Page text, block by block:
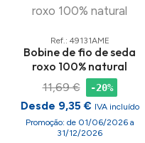
Ref.: 49131AME
Bobine de fio de seda
roxo 100% natural
11,69 € -20%
Desde 9,35 € IVA incluído
Promoção: de 01/06/2026 a
31/12/2026